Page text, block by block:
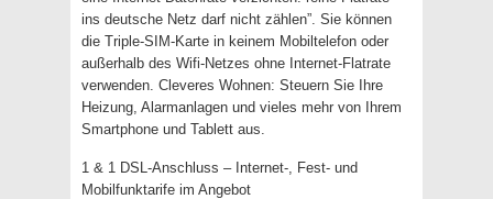
ins deutsche Netz darf nicht zählen”. Sie können
die Triple-SIM-Karte in keinem Mobiltelefon oder
außerhalb des Wifi-Netzes ohne Internet-Flatrate
verwenden. Cleveres Wohnen: Steuern Sie Ihre
Heizung, Alarmanlagen und vieles mehr von Ihrem
Smartphone und Tablett aus.
1 & 1 DSL-Anschluss – Internet-, Fest- und
Mobilfunktarife im Angebot